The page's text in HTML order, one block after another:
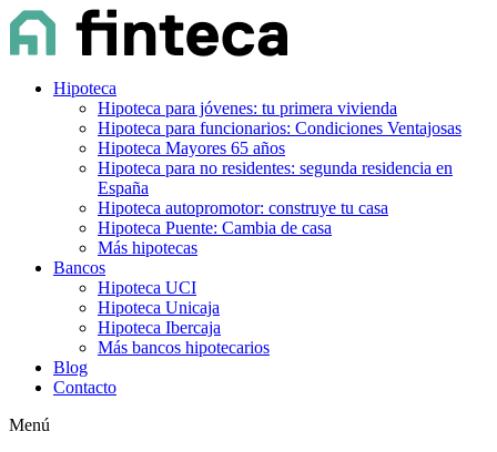
Hipoteca
Hipoteca para jóvenes: tu primera vivienda
Hipoteca para funcionarios: Condiciones Ventajosas
Hipoteca Mayores 65 años
Hipoteca para no residentes: segunda residencia en
España
Hipoteca autopromotor: construye tu casa
Hipoteca Puente: Cambia de casa
Más hipotecas
Bancos
Hipoteca UCI
Hipoteca Unicaja
Hipoteca Ibercaja
Más bancos hipotecarios
Blog
Contacto
Menú